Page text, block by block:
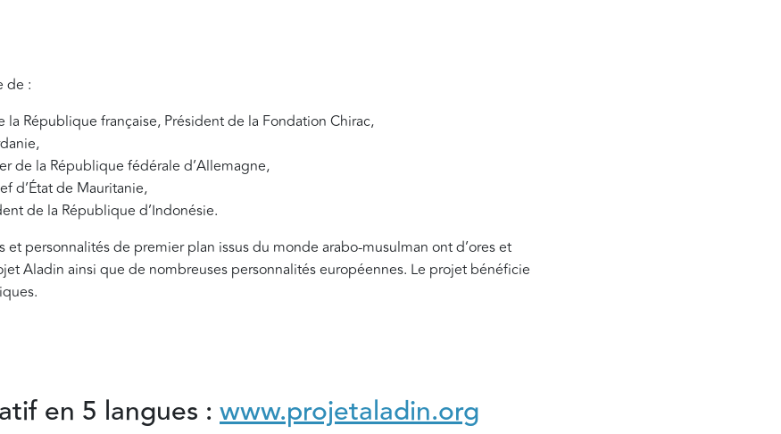
de :
la République française, Président de la Fondation Chirac,
de la République fédérale d’Allemagne,
d’État de Mauritanie,
de la République d’Indonésie.
personnalités de premier plan issus du monde arabo-musulman ont d’ores et
Aladin ainsi que de nombreuses personnalités européennes. Le projet bénéficie
en 5 langues : www.projetaladin.org